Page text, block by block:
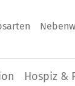
Hospiz &